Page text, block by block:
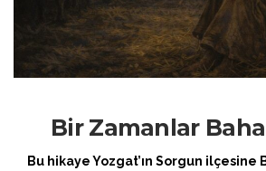
Bir Zamanlar
Bu hikaye Yozgat’ın Sorgun ilçesine